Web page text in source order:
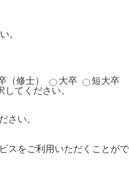
。
（修士） 大卒
短大卒
してください。
さい。
スをご利用いただくことがで